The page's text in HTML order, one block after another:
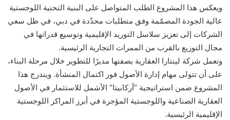
ويعكس هذا المشروع الطلب المتواصل على البنية التحتية اللوجستية
عالية الجودة المصمّمة وفق متطلبات محدّدة في دبي، في ظل سعي
الشركات إلى تعزيز سلاسل التوريد الإقليمية وتوسيع قدراتها في
مجال التوزيع بالقرب من الممرات التجارية الرئيسية.
وتعمل شركة لينتارا العقارية بصفتها مديرًا للتطوير خلال مرحلة البناء،
على أن تتولى مهام إدارة الأصول فور اكتمال المنشأة. ويندرج هذا
المشروع ضمن استراتيجية “آركابيتا” الأشمل للاستثمار في الأصول
العقارية الصناعية واللوجستية المؤجرة في أبرز المراكز اللوجستية
الإقليمية الرئيسية.